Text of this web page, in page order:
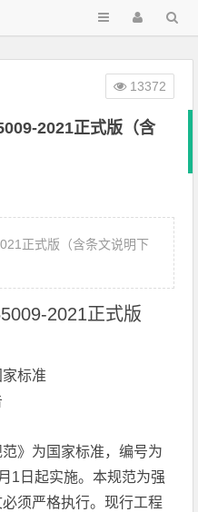
2021正式版（含
正式版（含条文说明下
2021正式版
标准
》为国家标准，编号为
1日起实施。本规范为强
须严格执行。现行工程
13372